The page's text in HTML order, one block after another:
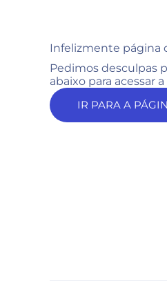
Infelizmente página
Pedimos desculpas
abaixo para acessar
IR PARA A